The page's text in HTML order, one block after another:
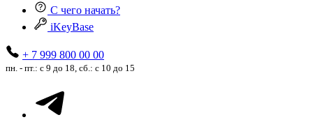
С чего начать?
iKeyBase
+ 7 999 800 00 00
пн. - пт.: с 9 до 18, сб.: с 10 до 15